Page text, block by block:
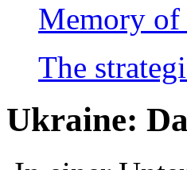
Memory of
The
Ukraine: